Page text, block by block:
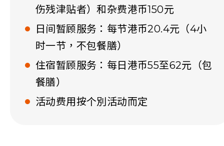
伤残津贴者）和杂费港币150元
日间暂顾服务：每节港币20.4元（4小
时一节，不包餐膳）
住宿暂顾服务：每日港币55至62元（包
餐膳）
活动费用按个別活动而定